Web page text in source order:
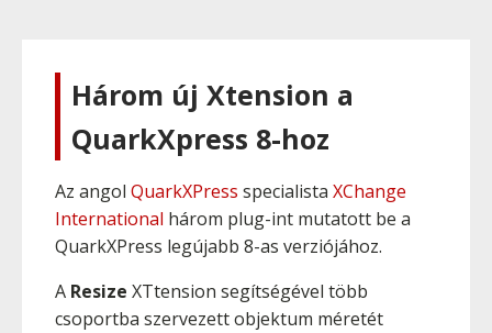
Három új Xtension a
QuarkXpress 8-hoz
Az angol QuarkXPress specialista XChange
International három plug-int mutatott be a
QuarkXPress legújabb 8-as verziójához.
A Resize XTtension segítségével több
csoportba szervezett objektum méretét